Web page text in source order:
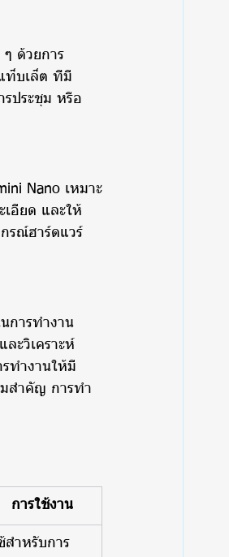
ๆ ด้วยการ
ท็บเล็ต ที่มี
รประชุม หรือ
Nano เหมาะ
เอียด และให้
รณ์ฮาร์ดแวร์
การทำงาน
ะวิเคราะห์
ทำงานให้มี
สำคัญ การทำ
การใช้งาน
สำหรับการ